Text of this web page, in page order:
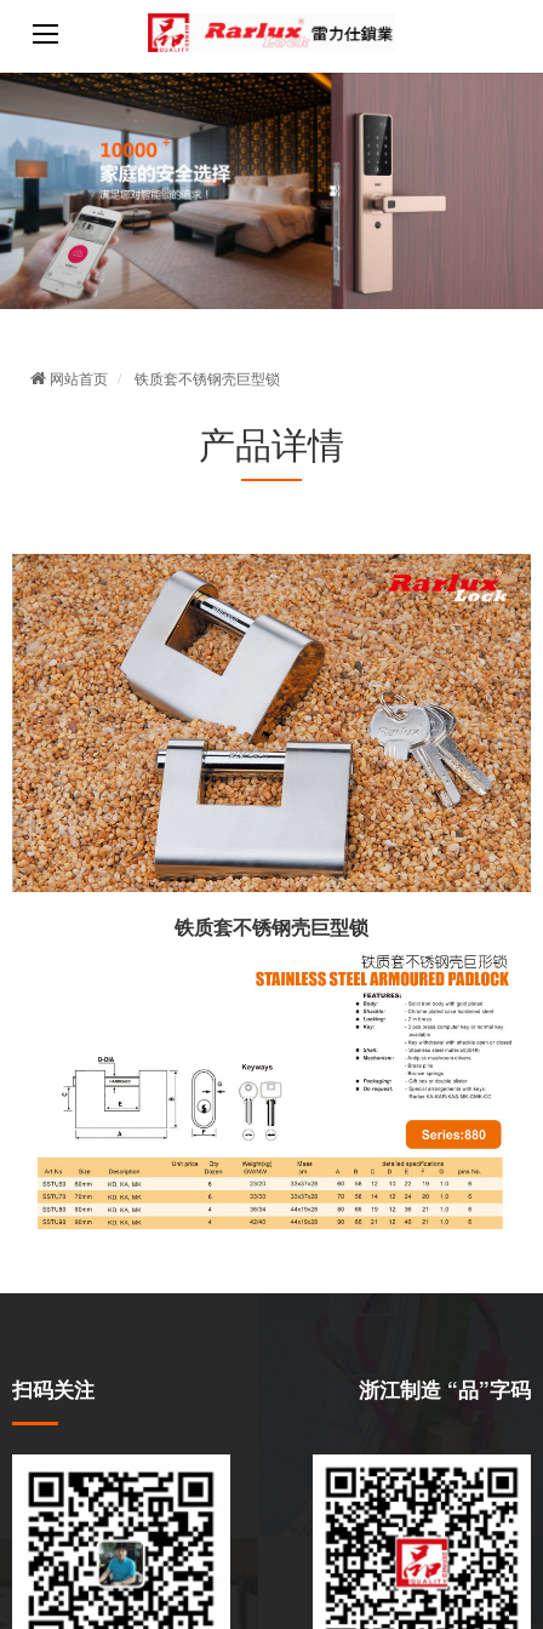
网站首页 铁质套不锈钢壳巨型锁
产品详情
铁质套不锈钢壳巨型锁
扫码关注 浙江制造 “品”字码